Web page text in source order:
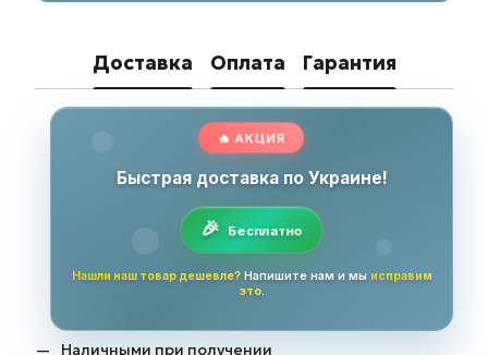
Доставка Оплата Гарантия
🔥 АКЦИЯ
Быстрая доставка по Украине!
Бесплатно
Нашли наш товар дешевле?Напишите нам и мы исправим
это.
Наличными при получении